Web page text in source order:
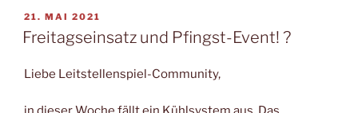
VERÖFFENTLICHT
AM
21. MAI 2021
Freitagseinsatz und Pfingst-Event! ?
Liebe Leitstellenspiel-Community,